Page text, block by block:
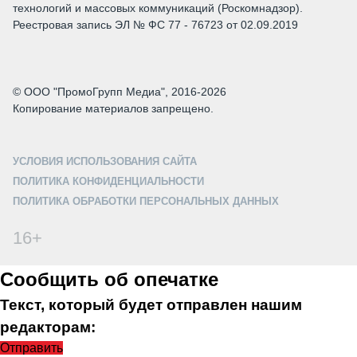
технологий и массовых коммуникаций (Роскомнадзор).
Реестровая запись ЭЛ № ФС 77 - 76723 от 02.09.2019
© ООО "ПромоГрупп Медиа", 2016-2026
Копирование материалов запрещено.
УСЛОВИЯ ИСПОЛЬЗОВАНИЯ САЙТА
ПОЛИТИКА КОНФИДЕНЦИАЛЬНОСТИ
ПОЛИТИКА ОБРАБОТКИ ПЕРСОНАЛЬНЫХ ДАННЫХ
16+
Сообщить об опечатке
Текст, который будет отправлен нашим
редакторам:
Отправить